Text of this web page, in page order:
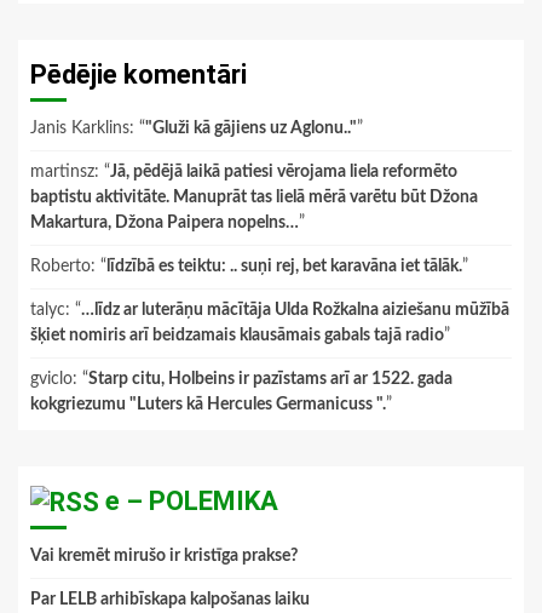
Pēdējie komentāri
Janis Karklins: “"Gluži kā gājiens uz Aglonu.."”
martinsz: “Jā, pēdējā laikā patiesi vērojama liela reformēto
baptistu aktivitāte. Manuprāt tas lielā mērā varētu būt Džona
Makartura, Džona Paipera nopelns…”
Roberto: “ līdzībā es teiktu: .. suņi rej, bet karavāna iet tālāk.”
talyc: “…līdz ar luterāņu mācītāja Ulda Rožkalna aiziešanu mūžībā
šķiet nomiris arī beidzamais klausāmais gabals tajā radio”
gviclo: “Starp citu, Holbeins ir pazīstams arī ar 1522. gada
kokgriezumu "Luters kā Hercules Germanicuss ".”
e – POLEMIKA
Vai kremēt mirušo ir kristīga prakse?
Par LELB arhibīskapa kalpošanas laiku